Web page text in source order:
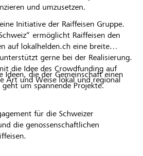
und umzusetzen.
Initiative der Raiffeisen Gruppe.
ermöglicht Raiffeisen den
auf lokalhelden.ch eine breite
gerne bei der Realisierung.
die Idee des Crowdfunding auf
Art und Weise lokal und regional
Ideen, die der Gemeinschaft einen
um spannende Projekte.
für die Schweizer
die genossenschaftlichen